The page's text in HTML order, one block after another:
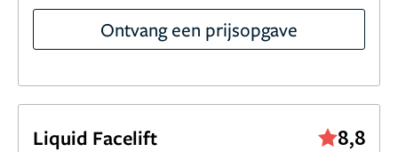
Ontvang een prijsopgave
Liquid Facelift 8,8